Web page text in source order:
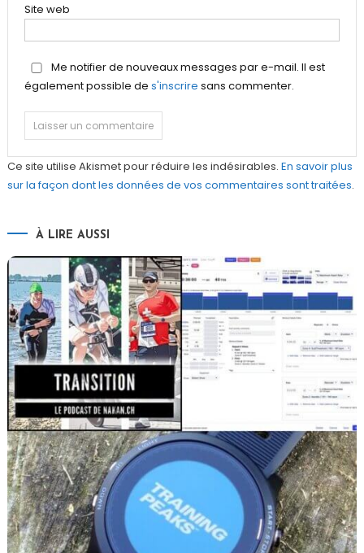
Site web
Me notifier de nouveaux messages par e-mail. Il est
également possible de s'inscrire sans commenter.
Ce site utilise Akismet pour réduire les indésirables. En savoir plus
sur la façon dont les données de vos commentaires sont traitées.
À LIRE AUSSI